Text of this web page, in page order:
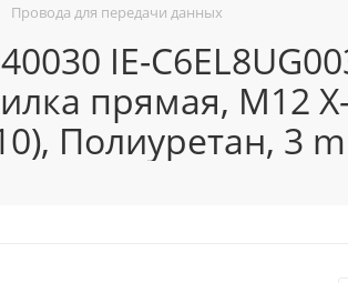
Провода для передачи данных
IE-
прямая, M12
Полиуретан, 3